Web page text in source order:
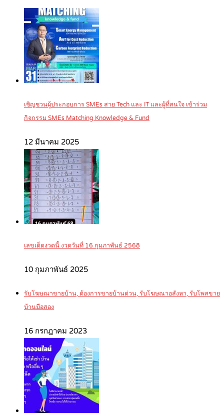
เชิญชวนผู้ประกอบการ SMEs สาย Tech และ IT และผู้ที่สนใจ เข้าร่วม
กิจกรรม SMEs Matching Knowledge & Fund
12 มีนาคม 2025
เลขเด็ดงวดนี้ งวดวันที่ 16 กุมภาพันธ์ 2568
10 กุมภาพันธ์ 2025
รับโฆษณาขายบ้าน, ต้องการขายบ้านด่วน, รับโฆษณาอสังหา, รับโพสขาย
บ้านมือสอง
16 กรกฎาคม 2023